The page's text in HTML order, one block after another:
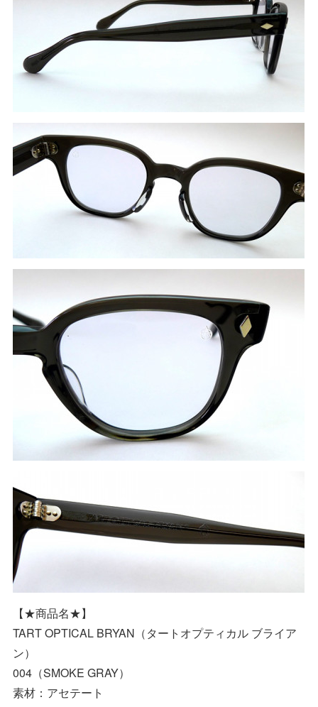
【★商品名★】
TART OPTICAL BRYAN（タートオプティカル ブライア
ン）
004（SMOKE GRAY）
素材：アセテート